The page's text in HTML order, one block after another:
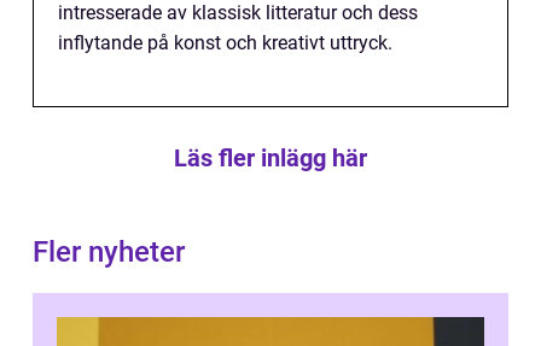
intresserade av klassisk litteratur och dess
inflytande på konst och kreativt uttryck.
Läs fler inlägg här
Fler nyheter